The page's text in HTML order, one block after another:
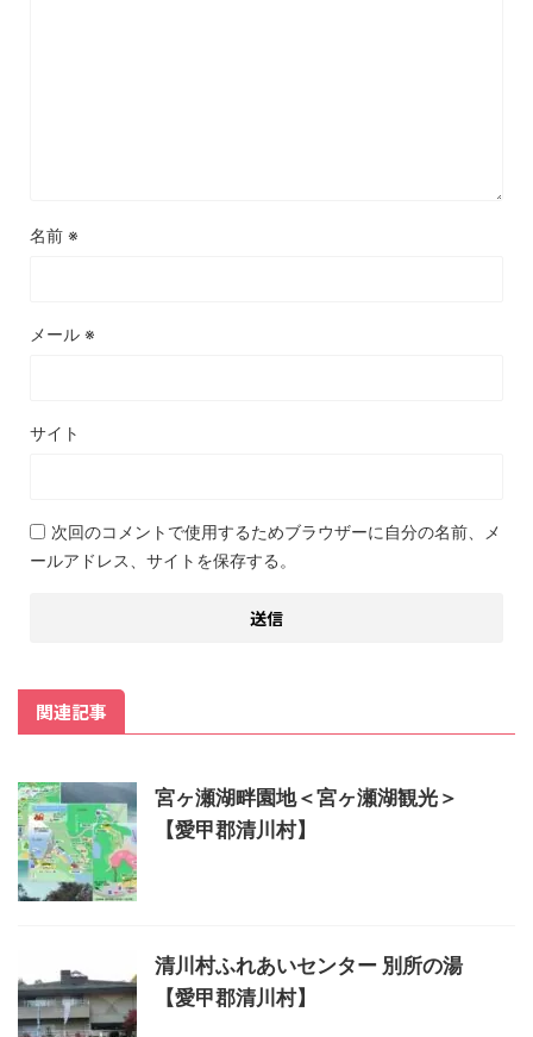
名前 ※
メール ※
サイト
次回のコメントで使用するためブラウザーに自分の名前、メ
ールアドレス、サイトを保存する。
関連記事
宮ヶ瀬湖畔園地＜宮ヶ瀬湖観光＞
【愛甲郡清川村】
清川村ふれあいセンター 別所の湯
【愛甲郡清川村】